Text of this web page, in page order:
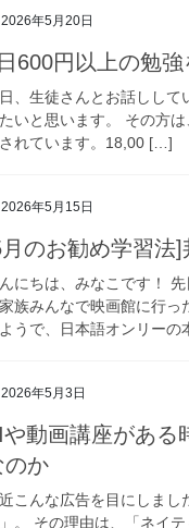
2026年5月20日
600円以上の勉強
、生徒さんとお話しし
いと思います。 その方
れています。18,00 […]
2026年5月15日
月のお勧め学習法
にちは、みなこです！
族みんなで映画館に行
うで、日本語オンリー
2026年5月3日
動画講座がある
のか
こんな広告を目にしまし
。 その理由は、「ネイ